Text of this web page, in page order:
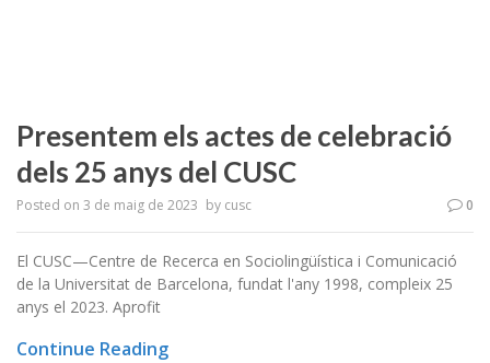
Presentem els actes de celebració
dels 25 anys del CUSC
Posted on 3 de maig de 2023 by cusc 0
El CUSC—Centre de Recerca en Sociolingüística i Comunicació
de la Universitat de Barcelona, fundat l'any 1998, compleix 25
anys el 2023. Aprofit
Continue Reading